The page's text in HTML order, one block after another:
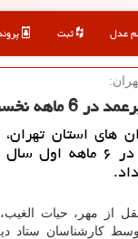
عدل ثبت
زندانی جرائم غیر عمد در
از مهر، حیات
كارشناسان ستاد